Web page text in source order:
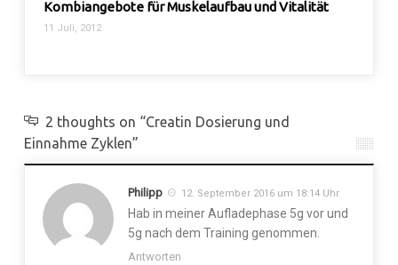
Kombiangebote für Muskelaufbau und Vitalität
11 Juli, 2012
2 thoughts on “Creatin Dosierung und
Einnahme Zyklen”
Philipp 12. September 2016 um 18:14 Uhr
Hab in meiner Aufladephase 5g vor und
5g nach dem Training genommen.
Antworten